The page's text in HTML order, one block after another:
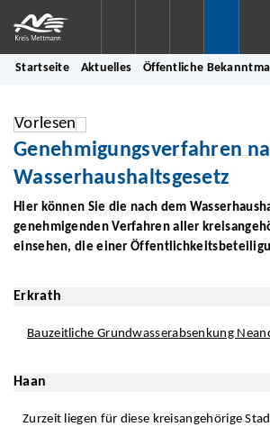
Startseite Aktuelles Öffentliche
Vorlesen
Genehmigungsverfahren
Wasserhaushaltsgesetz
Hier können Sie die nach dem
genehmigenden Verfahren aller
einsehen, die einer
Erkrath
Bauzeitliche Grundwasserabsenkung
Haan
Zurzeit liegen für diese kreisangehörige